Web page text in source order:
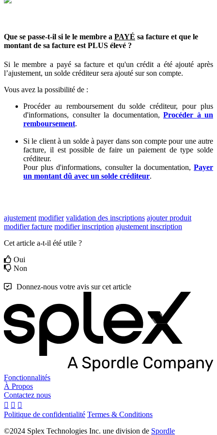
Que se passe-t-il si le le membre a PAYÉ sa facture et que le
montant de sa facture est PLUS élevé ?
Si le membre a payé sa facture et qu'un crédit a été ajouté après
l’ajustement, un solde créditeur sera ajouté sur son compte.
Vous avez la possibilité de :
Procéder au remboursement du solde créditeur, pour plus
d'informations, consulter la documentation, Procéder à un
remboursement.
Si le client à un solde à payer dans son compte pour une autre
facture, il est possible de faire un paiement de type solde
créditeur.
Pour plus d'informations, consulter la documentation, Payer
un montant dû avec un solde créditeur.
ajustement modifier validation des inscriptions ajouter produit
modifier facture modifier inscription ajustement inscription
Cet article a-t-il été utile ?
Oui
Non
Donnez-nous votre avis sur cet article
Fonctionnalités
À Propos
Contactez nous
Politique de confidentialité Termes & Conditions
©2024 Splex Technologies Inc. une division de Spordle